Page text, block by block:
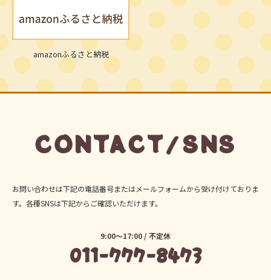
amazonふるさと納税
CONTACT/SNS
お問い合わせは下記の電話番号またはメールフォームから受け付けておりま
す。各種SNSは下記からご確認いただけます。
9:00～17:00 / 不定休
011-777-8473